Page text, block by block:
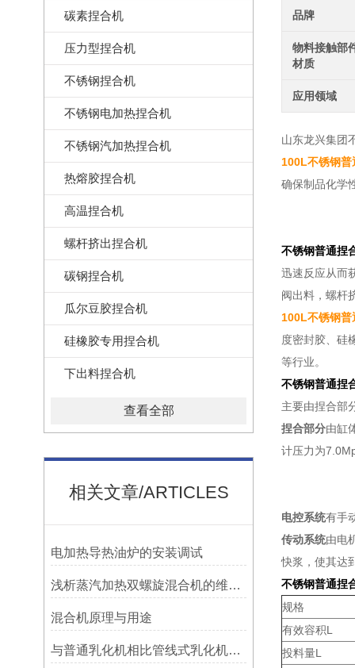
碳素捏合机
压力型捏合机
不锈钢捏合机
不锈钢电加热捏合机
不锈钢汽加热捏合机
热熔胶捏合机
高温捏合机
螺杆挤出捏合机
碳钢捏合机
瓜尔豆胶捏合机
硅橡胶专用捏合机
下出料捏合机
查看全部
相关文章/ARTICLES
电加热导热油炉的安装调试
浅析蒸汽加热双螺旋混合机的维护保养
混合机原理与用途
与普通乳化机相比管线式乳化机有哪些优点
品牌
物料接触部
材质
应用领域
山东龙兴集团
100L不锈钢普
确保制品化学
不锈钢普通捏
迅速反应从而
阀出料，螺杆
100L不锈钢普
度密封胶、硅
等行业。
不锈钢普通捏
主要由捏合部
捏合部分由缸
计压力为
电控系统有手
传动系统由电
快浆，使其达
不锈钢普通捏
规格
有效容积L
投料量L